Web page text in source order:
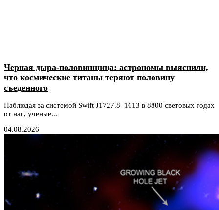
Черная дыра-половинщица: астрономы выяснили,
что космические титаны теряют половину
съеденного
Наблюдая за системой Swift J1727.8−1613 в 8800 световых годах
от нас, ученые...
04.08.2026